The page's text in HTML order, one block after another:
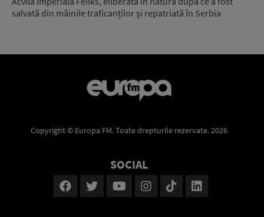
salvată din mâinile traficanților și repatriată în Serbia
Copyright © Europa FM. Toate drepturile rezervate. 2026
SOCIAL